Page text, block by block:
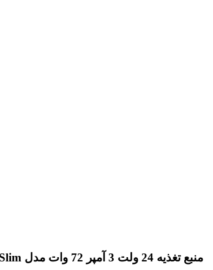
منبع تغذیه 24 ولت 3 آمپر 72 وات مدل SuperSlim